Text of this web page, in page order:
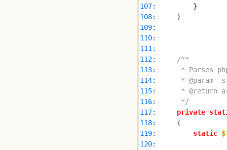
107:
108:
109:
110:
111:
112:
113:
114:
115:
116:
     */
117:
private
118:
119:
static
120: